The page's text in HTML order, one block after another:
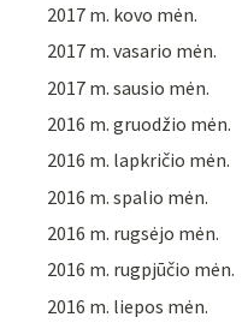
2017 m. kovo mėn.
2017 m. vasario mėn.
2017 m. sausio mėn.
2016 m. gruodžio mėn.
2016 m. lapkričio mėn.
2016 m. spalio mėn.
2016 m. rugsėjo mėn.
2016 m. rugpjūčio mėn.
2016 m. liepos mėn.